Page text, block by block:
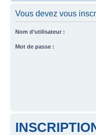
Vous devez vous
Nom d’utilisateur :
Mot de passe :